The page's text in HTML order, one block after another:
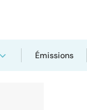
Émissions